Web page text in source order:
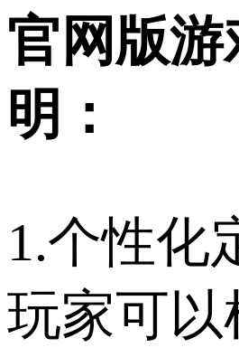
官网版游
明：
1.个性化
玩家可以